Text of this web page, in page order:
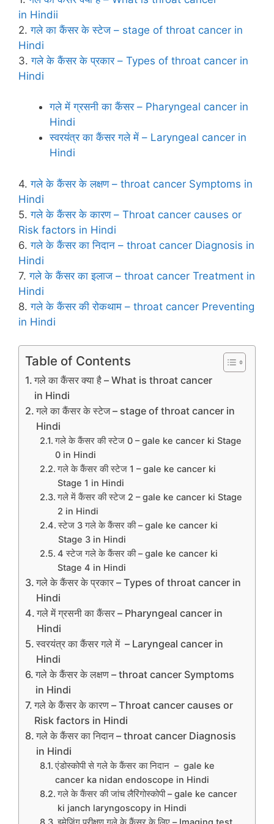
in Hindii
2.गले का कैंसर के स्‍टेज – stage of throat cancer in
Hindi
3.गले के कैंसर के प्रकार – Types of throat cancer in
Hindi
गले में ग्रसनी का कैंसर – Pharyngeal cancer in
Hindi
स्वरयंत्र का कैंसर गले में – Laryngeal cancer in
Hindi
4.गले के कैंसर के लक्षण – throat cancer Symptoms in
Hindi
5.गले के कैंसर के कारण – Throat cancer causes or
Risk factors in Hindi
6.गले के कैंसर का निदान – throat cancer Diagnosis in
Hindi
7.गले के कैंसर का इलाज – throat cancer Treatment in
Hindi
8.गले के कैंसर की रोकथाम – throat cancer Preventing
in Hindi
Table of Contents
गले का कैंसर क्या है – What is throat cancer
in Hindi
गले का कैंसर के स्‍टेज – stage of throat cancer in
Hindi
गले के कैंसर की स्‍टेज 0 – gale ke cancer ki Stage
0 in Hindi
गले के कैंसर की स्‍टेज 1 – gale ke cancer ki
Stage 1 in Hindi
गले में कैंसर की स्‍टेज 2 – gale ke cancer ki Stage
2 in Hindi
स्‍टेज 3 गले के कैंसर की – gale ke cancer ki
Stage 3 in Hindi
4 स्‍टेज गले के कैंसर की – gale ke cancer ki
Stage 4 in Hindi
गले के कैंसर के प्रकार – Types of throat cancer in
Hindi
गले में ग्रसनी का कैंसर – Pharyngeal cancer in
Hindi
स्वरयंत्र का कैंसर गले में – Laryngeal cancer in
Hindi
गले के कैंसर के लक्षण – throat cancer Symptoms
in Hindi
गले के कैंसर के कारण – Throat cancer causes or
Risk factors in Hindi
गले के कैंसर का निदान – throat cancer Diagnosis
in Hindi
एंडोस्कोपी से गले के कैंसर का निदान – gale ke
cancer ka nidan endoscope in Hindi
गले के कैंसर की जांच लैरिंगोस्कोपी – gale ke cancer
ki janch laryngoscopy in Hindi